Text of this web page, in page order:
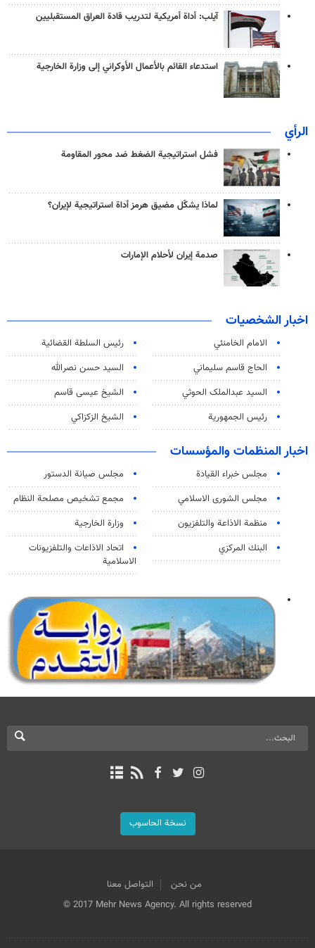
آيلب: أداة أمريكية لتدريب قادة العراق المستقبليين
استدعاء القائم بالأعمال الأوكراني إلى وزارة الخارجية
الرأي
فشل استراتيجية الضغط ضد محور المقاومة
لماذا يشكّل مضيق هرمز أداة استراتيجية لإيران؟
صدمة إيران لأحلام الإمارات
اخبار الشخصيات
الامام الخامنئي
رئیس السلطة القضائیة
الحاج قاسم سليماني
السيد حسن نصرالله
السید عبدالملک الحوثي
الشيخ عيسى قاسم
رئيس الجمهورية
الشيخ الزكزاكي
اخبار المنظمات والمؤسسات
مجلس خبراء القيادة
مجلس صيانة الدستور
مجلس الشورى الاسلامي
مجمع تشخيص مصلحة النظام
منظمة الاذاعة والتلفزیون
وزارة الخارجية
البنك المركزي
اتحاد الاذاعات والتلفزيونات
الاسلامية
نسخة الحاسوب
من نحن
التواصل معنا
© 2017 Mehr News Agency. All rights reserved